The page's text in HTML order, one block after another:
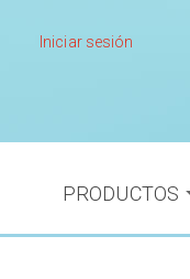
Iniciar sesión
PRODUCTOS